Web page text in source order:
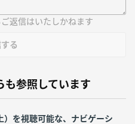
返信はいたしかねます
る
も参照しています
を視聴可能な、ナビゲーシ